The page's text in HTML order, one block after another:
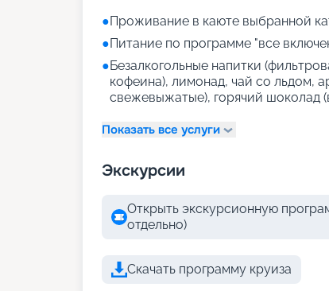
●Проживание в каюте выбранной
●Питание по программе "все
●Безалкогольные напитки
кофеина), лимонад, чай со льдом,
свежевыжатые), горячий шоколад
Показать все услуги
Экскурсии
Открыть экскурсионную
отдельно)
Скачать программу круиза